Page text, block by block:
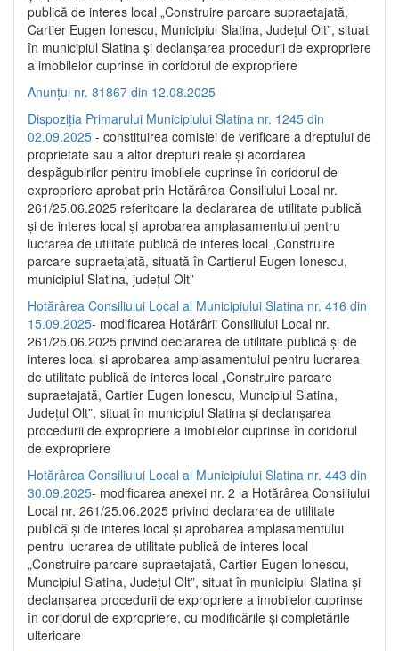
publică de interes local „Construire parcare supraetajată,
Cartier Eugen Ionescu, Municipiul Slatina, Județul Olt”, situat
în municipiul Slatina și declanșarea procedurii de expropriere
a imobilelor cuprinse în coridorul de expropriere
Anunțul nr. 81867 din 12.08.2025
Dispoziția Primarului Municipiului Slatina nr. 1245 din
02.09.2025 - constituirea comisiei de verificare a dreptului de
proprietate sau a altor drepturi reale și acordarea
despăgubirilor pentru imobilele cuprinse în coridorul de
expropriere aprobat prin Hotărârea Consiliului Local nr.
261/25.06.2025 referitoare la declararea de utilitate publică
și de interes local și aprobarea amplasamentului pentru
lucrarea de utilitate publică de interes local „Construire
parcare supraetajată, situată în Cartierul Eugen Ionescu,
municipiul Slatina, județul Olt”
Hotărârea Consiliului Local al Municipiului Slatina nr. 416 din
15.09.2025- modificarea Hotărârii Consiliului Local nr.
261/25.06.2025 privind declararea de utilitate publică și de
interes local și aprobarea amplasamentului pentru lucrarea
de utilitate publică de interes local „Construire parcare
supraetajată, Cartier Eugen Ionescu, Muncipiul Slatina,
Județul Olt”, situat în municipiul Slatina și declanșarea
procedurii de expropriere a imobilelor cuprinse în coridorul
de expropriere
Hotărârea Consiliului Local al Municipiului Slatina nr. 443 din
30.09.2025- modificarea anexei nr. 2 la Hotărârea Consiliului
Local nr. 261/25.06.2025 privind declararea de utilitate
publică şi de interes local şi aprobarea amplasamentului
pentru lucrarea de utilitate publică de interes local
„Construire parcare supraetajată, Cartier Eugen Ionescu,
Muncipiul Slatina, Judeţul Olt”, situat în municipiul Slatina şi
declanşarea procedurii de expropriere a imobilelor cuprinse
în coridorul de expropriere, cu modificările şi completările
ulterioare